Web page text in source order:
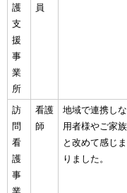
護
支
援
事
業
所
員
訪
問
看
護
事
看護
師
地域で連携し
用者様やご家
と改めて感じ
りました。